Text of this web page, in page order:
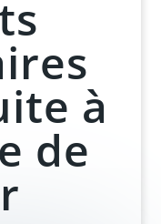
à
de